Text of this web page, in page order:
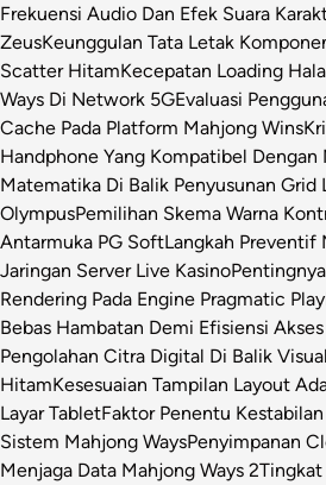
Frekuensi Audio Dan Efek Suara
ZeusKeunggulan Tata Letak
Scatter HitamKecepatan Loading
Ways Di Network 5GEvaluasi
Cache Pada Platform Mahjong Wins
Handphone Yang Kompatibel Dengan
Matematika Di Balik Penyusunan Grid
OlympusPemilihan Skema Warna
Antarmuka PG SoftLangkah Preventif
Jaringan Server Live Kasino
Rendering Pada Engine Pragmatic Play
Bebas Hambatan Demi Efisiensi
Pengolahan Citra Digital Di Balik
HitamKesesuaian Tampilan Layout
Layar TabletFaktor Penentu
Sistem Mahjong WaysPenyimpanan
Menjaga Data Mahjong Ways 2Tingkat